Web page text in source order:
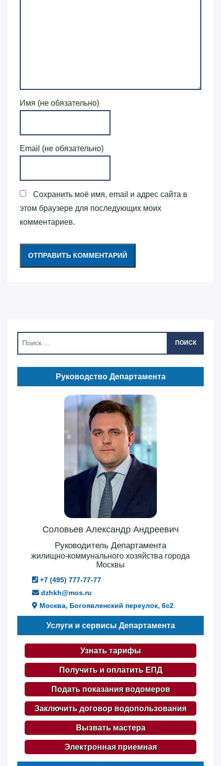
Имя (не обязательно)
Email (не обязательно)
Сохранить моё имя, email и адрес сайта в
этом браузере для последующих моих
комментариев.
ПОИСК
Руководство Департамента
Соловьев Александр Андреевич
Руководитель Департамента
жилищно-коммунального хозяйства города
Москвы
+7 (495) 777-77-77
dzhkh@mos.ru
Москва, Богоявленский переулок, 6с2
Услуги и сервисы Департамента
Узнать тарифы
Получить и оплатить ЕПД
Подать показания водомеров
Заключить договор водопользования
Вызвать мастера
Электронная приемная